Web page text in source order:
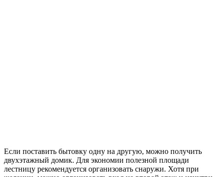
Если поставить бытовку одну на другую, можно получить
двухэтажный домик. Для экономии полезной площади
лестницу рекомендуется организовать снаружи. Хотя при